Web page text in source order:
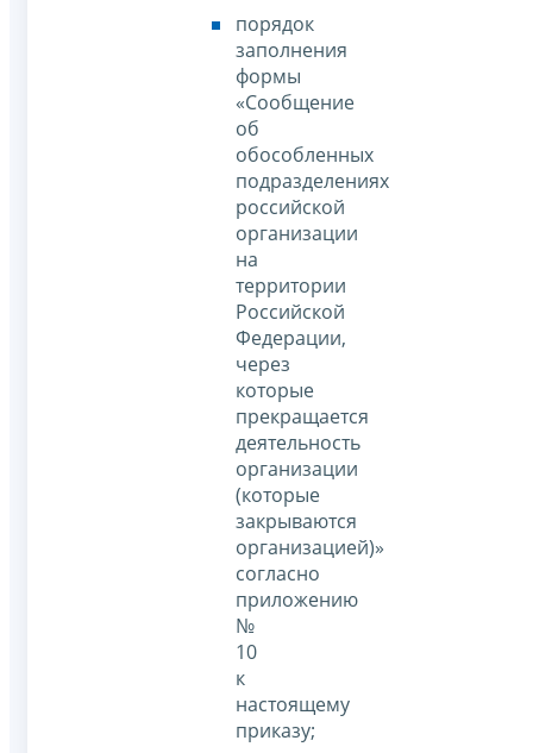
порядок
заполнения
формы
«Сообщение
об
обособленных
подразделениях
российской
организации
на
территории
Российской
Федерации,
через
которые
прекращается
деятельность
организации
(которые
закрываются
организацией)»
согласно
приложению
№
10
к
настоящему
приказу;